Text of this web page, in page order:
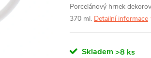
Porcelánový hrnek
370 ml. Detailní informace
Skladem >8 ks